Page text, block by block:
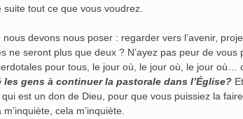
tout ce que vous voudrez.
devons nous poser : regarder vers l’avenir,
ne seront plus que deux ? N’ayez pas peur de
pour tous, le jour où, le jour où, le jour où…
gens à continuer la pastorale dans l’Église?
est un don de Dieu, pour que vous puissiez la
cela m’inquiète.